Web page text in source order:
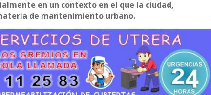
en un contexto en el que la ciudad,
de mantenimiento urbano.